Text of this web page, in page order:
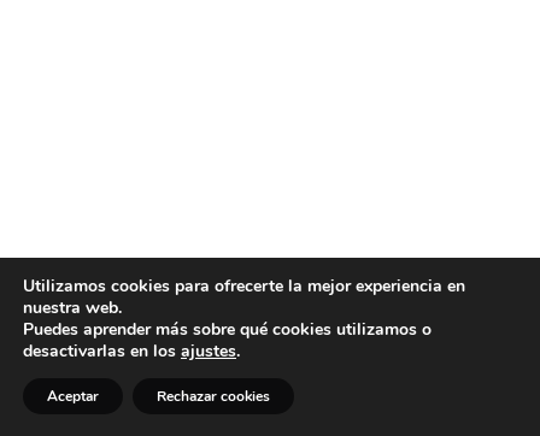
Utilizamos cookies para ofrecerte la mejor experiencia en
nuestra web.
Puedes aprender más sobre qué cookies utilizamos o
desactivarlas en los ajustes.
Aceptar Rechazar cookies